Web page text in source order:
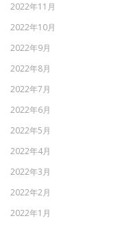
2022年11月
2022年10月
2022年9月
2022年8月
2022年7月
2022年6月
2022年5月
2022年4月
2022年3月
2022年2月
2022年1月